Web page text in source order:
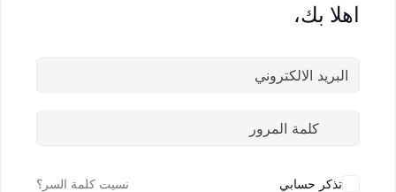
اهلا بك،
تذكر حسابي نسيت كلمة السر؟